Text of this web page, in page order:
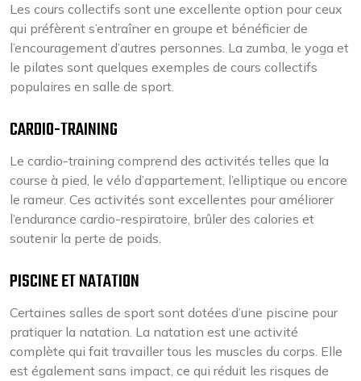
Les cours collectifs sont une excellente option pour ceux
qui préfèrent s’entraîner en groupe et bénéficier de
l’encouragement d’autres personnes. La zumba, le yoga et
le pilates sont quelques exemples de cours collectifs
populaires en salle de sport.
CARDIO-TRAINING
Le cardio-training comprend des activités telles que la
course à pied, le vélo d’appartement, l’elliptique ou encore
le rameur. Ces activités sont excellentes pour améliorer
l’endurance cardio-respiratoire, brûler des calories et
soutenir la perte de poids.
PISCINE ET NATATION
Certaines salles de sport sont dotées d’une piscine pour
pratiquer la natation. La natation est une activité
complète qui fait travailler tous les muscles du corps. Elle
est également sans impact, ce qui réduit les risques de